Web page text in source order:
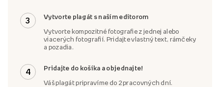
3 Vytvorte plagát s naším editorom
Vytvorte kompozitné fotografie z jednej alebo
viacerých fotografií. Pridajte vlastný text, rámčeky
a pozadia.
4 Pridajte do košíka a objednajte!
Váš plagát pripravíme do 2 pracovných dní.